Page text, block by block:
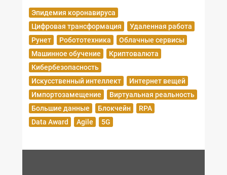
Эпидемия коронавируса
Цифровая трансформация
Удаленная работа
Рунет
Робототехника
Облачные сервисы
Машинное обучение
Криптовалюта
Кибербезопасность
Искусственный интеллект
Интернет вещей
Импортозамещение
Виртуальная реальность
Большие данные
Блокчейн
RPA
Data Award
Agile 5G